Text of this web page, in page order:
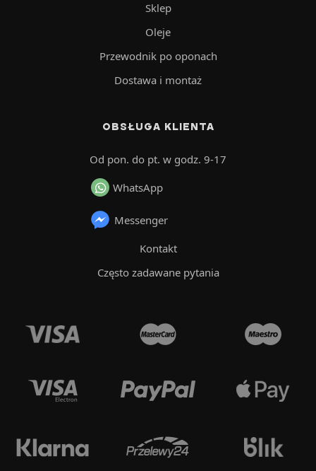
Sklep
Oleje
Przewodnik po oponach
Dostawa i montaż
OBSŁUGA KLIENTA
Od pon. do pt. w godz. 9-17
WhatsApp
Messenger
Kontakt
Często zadawane pytania